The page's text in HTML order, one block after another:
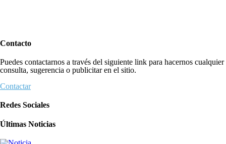
Contacto
Puedes contactarnos a través del siguiente link para hacernos cualquier
consulta, sugerencia o publicitar en el sitio.
Contactar
Redes Sociales
Últimas Noticias